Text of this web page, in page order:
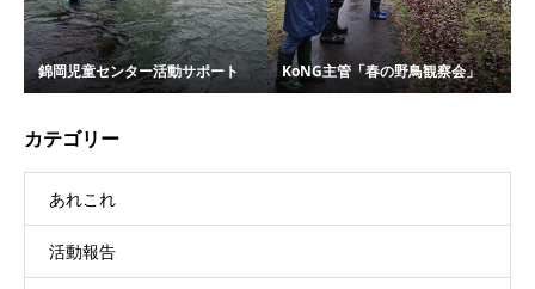
錦岡児童センター活動サポート KoNG主管「春の野鳥観察会」
カテゴリー
あれこれ
活動報告